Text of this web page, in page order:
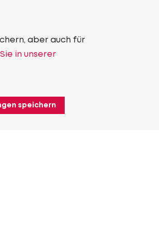
aber auch für
in unserer
speichern